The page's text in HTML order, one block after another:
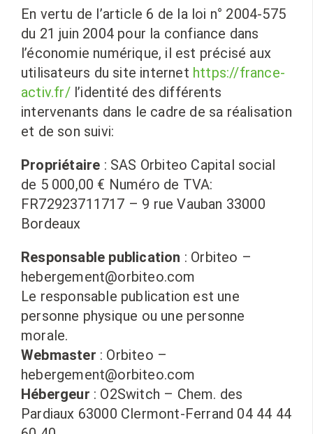
En vertu de l’article 6 de la loi n° 2004-575
du 21 juin 2004 pour la confiance dans
l’économie numérique, il est précisé aux
utilisateurs du site internet https://france-
activ.fr/l’identité des différents
intervenants dans le cadre de sa réalisation
et de son suivi:
Propriétaire : SAS Orbiteo Capital social
de 5 000,00 € Numéro de TVA:
FR72923711717 – 9 rue Vauban 33000
Bordeaux
Responsable publication : Orbiteo –
hebergement@orbiteo.com
Le responsable publication est une
personne physique ou une personne
morale.
Webmaster : Orbiteo –
hebergement@orbiteo.com
Hébergeur : O2Switch – Chem. des
Pardiaux 63000 Clermont-Ferrand 04 44 44